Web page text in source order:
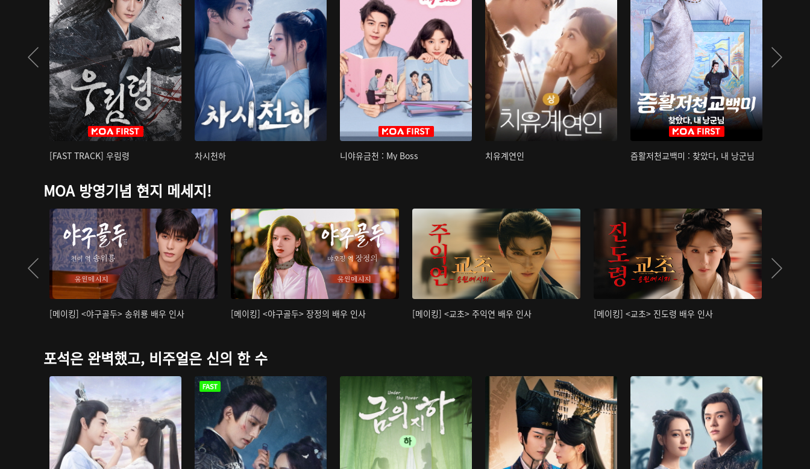
[FAST TRACK] 우림령 차시천하 니야유금천 : My Boss 치유계연인 즘활저천교백미 : 찾았다, 내 낭군님
MOA 방영기념 현지 메세지!
[메이킹] <야구골두> 송위룡 배우 인사 [메이킹] <야구골두> 장정의 배우 인사 [메이킹] <교초> 주익연 배우 인사 [메이킹] <교초> 진도령 배우 인사
포석은 완벽했고, 비주얼은 신의 한 수